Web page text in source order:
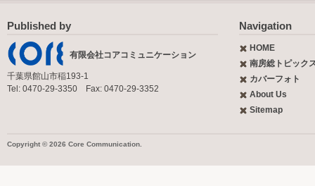
Published by
有限会社コアコミュニケーション
千葉県館山市稲193-1
Tel: 0470-29-3350 Fax: 0470-29-3352
Navigation
HOME
南房総トピック
カバーフォト
About Us
Sitemap
Copyright © 2026 Core Communication.